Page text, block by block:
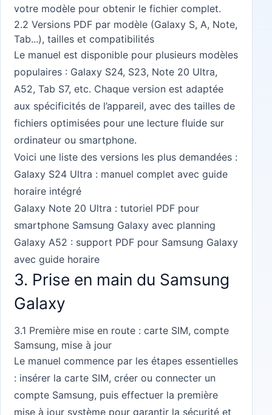
votre modèle pour obtenir le fichier complet.
2.2 Versions PDF par modèle (Galaxy S, A, Note,
Tab...), tailles et compatibilités
Le manuel est disponible pour plusieurs modèles
populaires : Galaxy S24, S23, Note 20 Ultra,
A52, Tab S7, etc. Chaque version est adaptée
aux spécificités de l’appareil, avec des tailles de
fichiers optimisées pour une lecture fluide sur
ordinateur ou smartphone.
Voici une liste des versions les plus demandées :
Galaxy S24 Ultra : manuel complet avec guide
horaire intégré
Galaxy Note 20 Ultra : tutoriel PDF pour
smartphone Samsung Galaxy avec planning
Galaxy A52 : support PDF pour Samsung Galaxy
avec guide horaire
3. Prise en main du Samsung
Galaxy
3.1 Première mise en route : carte SIM, compte
Samsung, mise à jour
Le manuel commence par les étapes essentielles
: insérer la carte SIM, créer ou connecter un
compte Samsung, puis effectuer la première
mise à jour système pour garantir la sécurité et